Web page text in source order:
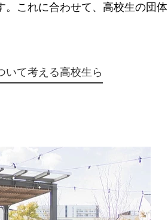
これに合わせて、高校生の団体
いて考える高校生ら